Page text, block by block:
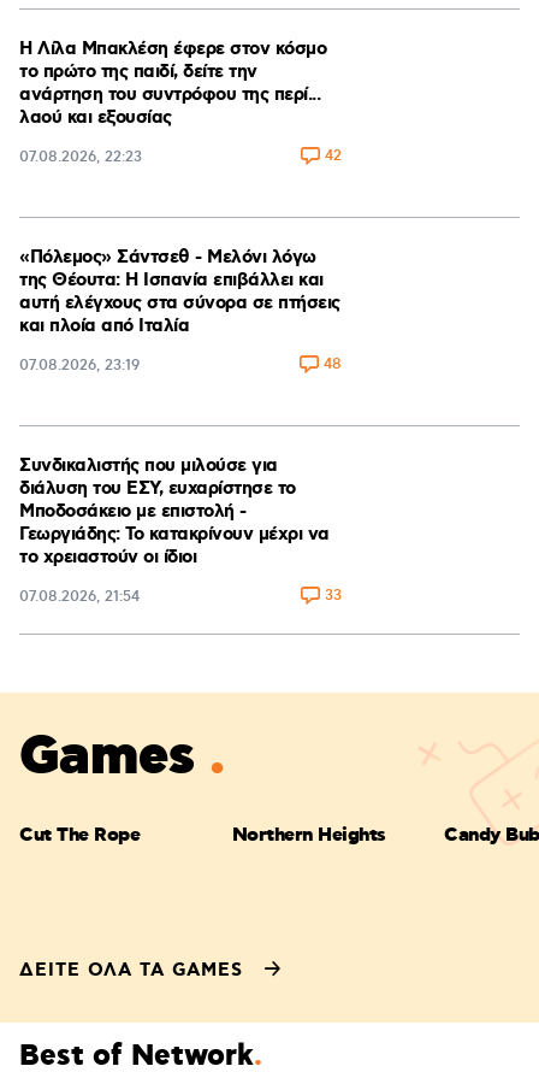
Η Λίλα Μπακλέση έφερε στον κόσμο
το πρώτο της παιδί, δείτε την
ανάρτηση του συντρόφου της περί...
λαού και εξουσίας
07.08.2026, 22:23 42
«Πόλεμος» Σάντσεθ - Μελόνι λόγω
της Θέουτα: Η Ισπανία επιβάλλει και
αυτή ελέγχους στα σύνορα σε πτήσεις
και πλοία από Ιταλία
07.08.2026, 23:19 48
Συνδικαλιστής που μιλούσε για
διάλυση του ΕΣΥ, ευχαρίστησε το
Μποδοσάκειο με επιστολή -
Γεωργιάδης: Το κατακρίνουν μέχρι να
το χρειαστούν οι ίδιοι
07.08.2026, 21:54 33
Games
ΔΕΙΤΕ ΟΛΑ ΤΑ GAMES
Best of Network